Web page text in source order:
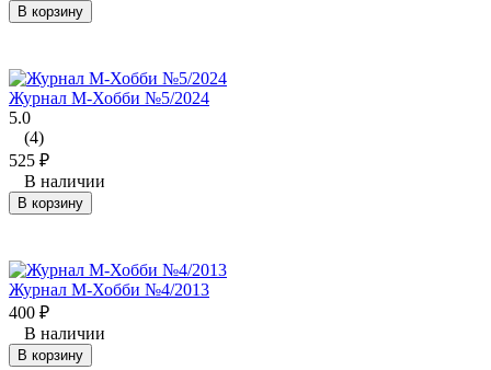
В корзину
Журнал М-Хобби №5/2024
5.0
(4)
525 ₽
В наличии
В корзину
Журнал М-Хобби №4/2013
400 ₽
В наличии
В корзину